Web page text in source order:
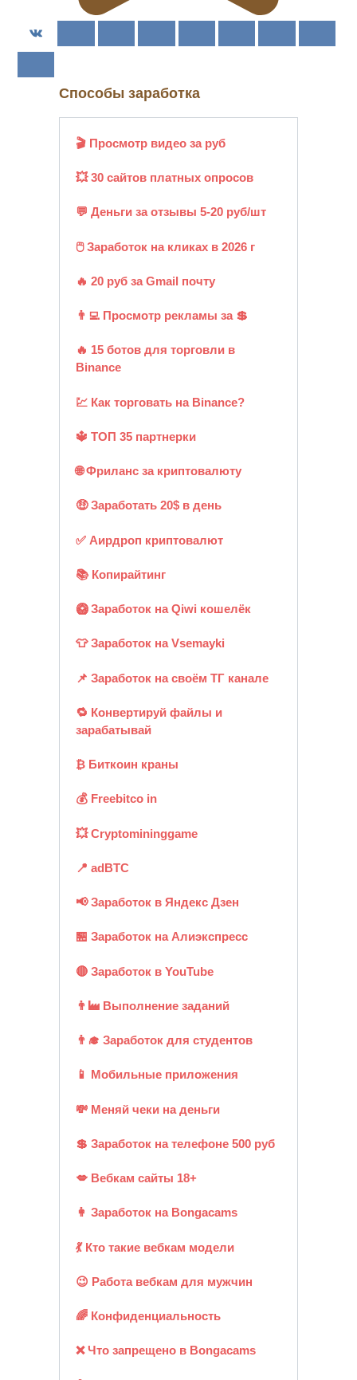
Способы заработка
🎬 Просмотр видео за руб
💥 30 сайтов платных опросов
💬 Деньги за отзывы 5-20 руб/шт
🖱️ Заработок на кликах в 2026 г
🔥 20 руб за Gmail почту
👨‍💻 Просмотр рекламы за 💲
🔥 15 ботов для торговли в
Binance
💹 Как торговать на Binance?
🔱 ТОП 35 партнерки
🌐 Фриланс за криптовалюту
🤑 Заработать 20$ в день
✅ Аирдроп криптовалют
📚 Копирайтинг
🥝 Заработок на Qiwi кошелёк
👕 Заработок на Vsemayki
📌 Заработок на своём ТГ канале
🔁 Конвертируй файлы и
зарабатывай
₿ Биткоин краны
💰 Freebitco in
💥 Cryptomininggame
📍 adBTC
📢 Заработок в Яндекс Дзен
🏪 Заработок на Алиэкспресс
🔴 Заработок в YouTube
👨‍🏭 Выполнение заданий
👨‍🎓 Заработок для студентов
📱 Мобильные приложения
💸 Меняй чеки на деньги
💲 Заработок на телефоне 500 руб
💋 Вебкам сайты 18+
👩 Заработок на Bongacams
💃 Кто такие вебкам модели
😉 Работа вебкам для мужчин
🌈 Конфиденциальность
❌ Что запрещено в Bongacams